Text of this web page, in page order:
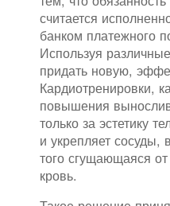
считается
банком платежного
Используя
придать новую,
Кардиотренировки,
повышения
только за эстетику
и укрепляет сосуды,
того сгущающаяся
кровь.